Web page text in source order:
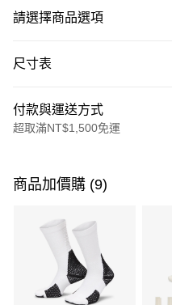
請選擇商品選項
尺寸表
付款與運送方式
超取滿NT$1,500免運
信用卡一次付款
3 期 0 利率 每期
合作金庫商業銀行
華南商業銀行
上海商業儲蓄銀行
Apple Pay
商品加價購 (9)